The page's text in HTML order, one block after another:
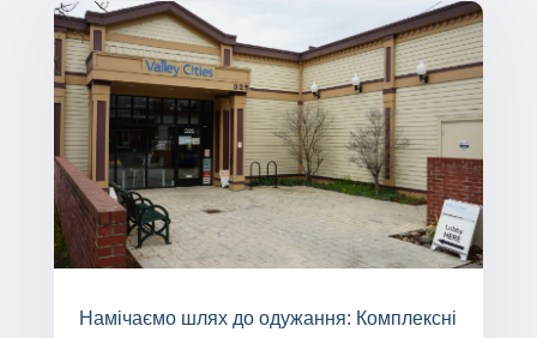
Намічаємо шлях до одужання: Комплексні